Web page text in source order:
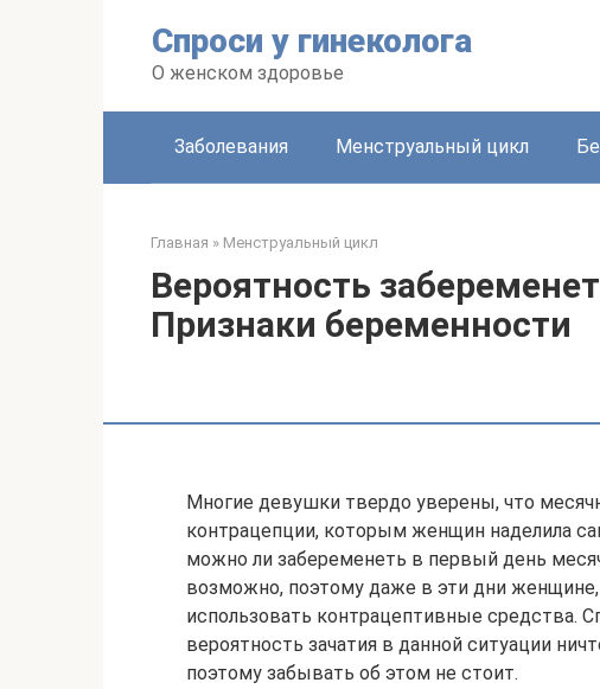
Спроси у гинеколога
О женском здоровье
Заболевания Менструальный цикл
Главная » Менструальный цикл
Вероятность
Признаки беременности
Многие девушки твердо уверены, что
контрацепции, которым женщин наделила
можно ли забеременеть в первый день
возможно, поэтому даже в эти дни
использовать контрацептивные средства.
вероятность зачатия в данной ситуации
поэтому забывать об этом не стоит.